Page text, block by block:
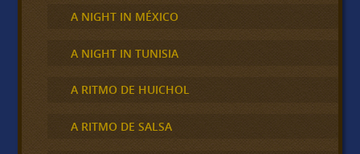
A NIGHT IN MÉXICO
A NIGHT IN TUNISIA
A RITMO DE HUICHOL
A RITMO DE SALSA